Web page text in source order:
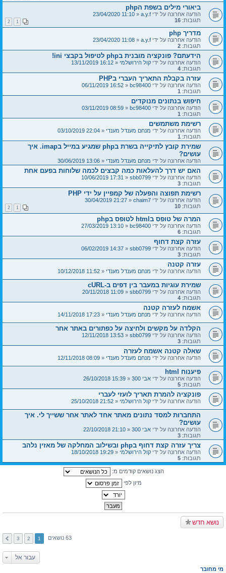
ביאורי מילים בשפת הphp
הודעה אחרונה על ידי a.y.f
«
11:10 23/04/2020
תגובות: 16
1
2
מדריך php
הודעה אחרונה על ידי a.y.f
«
11:08 23/04/2020
תגובות: 2
הידעתם? פונקציה מובנית בphp לטיפול בקבצי ini!
הודעה אחרונה על ידי קול הירושלמי «
16:12 13/11/2019
תגובות: 4
עזרה בקבלת התאריך העברי בPHP
הודעה אחרונה על ידי bc98400
«
16:52 06/11/2019
תגובות: 1
חיפוש בנתונים מנוקדים
הודעה אחרונה על ידי bc98400
«
08:59 03/11/2019
תגובות: 1
רשימת משתמשים
הודעה אחרונה על ידי מנחם מענדל מענדי «
22:04 03/10/2019
תגובות: 1
שמירת קובץ לתיקייה בשרת בphp שמגיע במייל בimap. איך
עושים?
הודעה אחרונה על ידי מנחם מענדל מענדי «
13:06 30/06/2019
האם יש דרך להעלאות כמה קבצים לכמה שלוחות בפעם אחת
הודעה אחרונה על ידי sbb0799
«
17:31 10/06/2019
תגובות: 3
רשימת תפוצה והפעלה של קמפיין על ידי PHP
הודעה אחרונה על ידי chaim7
«
21:27 30/04/2019
תגובות: 10
1
2
המרה של טופס בhtml לטופס בphp
הודעה אחרונה על ידי bc98400
«
13:10 27/03/2019
תגובות: 6
עזרה קצת דחוף
הודעה אחרונה על ידי sbb0799
«
14:37 06/02/2019
תגובות: 3
עזרה קטנה
הודעה אחרונה על ידי מנחם מענדל מענדי «
11:52 10/12/2018
שמירת עוגיות במעבר בין דפים ב-cURL
הודעה אחרונה על ידי sbb0799
«
11:09 20/11/2018
תגובות: 4
אשמח לעזרה קטנה
הודעה אחרונה על ידי מנחם מענדל מענדי «
17:23 14/11/2018
הקלדה על מקשים ולחיצה על כפתורים באתר אחר
הודעה אחרונה על ידי sbb0799
«
13:53 12/11/2018
תגובות: 3
שאלה קטנה אשמח לעזרה
הודעה אחרונה על ידי מנחם מענדל מענדי «
08:09 12/11/2018
פיענוח html
הודעה אחרונה על ידי אבי 300 «
15:39 26/10/2018
תגובות: 5
פונקציה להמרת תאריך לועזי לעברי
הודעה אחרונה על ידי קול הירושלמי «
21:52 25/10/2018
התחברות למסד נתונים מאתר אחד לאתר אחר ששייך לי. איך
עושים?
הודעה אחרונה על ידי אבי 300 «
21:10 22/10/2018
תגובות: 3
צריך עזרה קצת דחוף בphp ובשילוב המחלקה של מאזין נלהב
הודעה אחרונה על ידי קול הירושלמי «
19:29 18/10/2018
תגובות: 5
הצג נושאים קודמים מ:
מיון לפי
נושא חדש
63 נושאים 1
2
3
עבור אל
מי מחובר